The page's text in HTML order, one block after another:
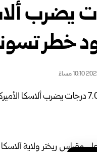
7.0 درجات
خطر
بلغت شدته 7.0 درجات على مقياس